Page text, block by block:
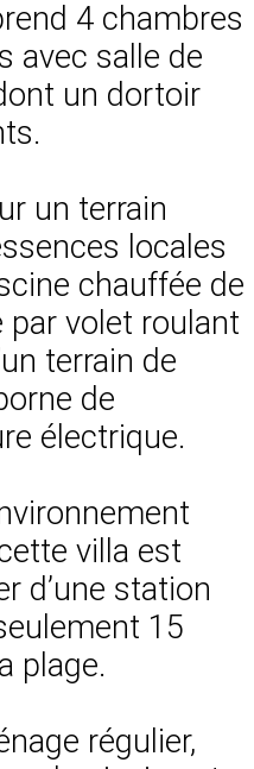
4 chambres
avec salle de
un dortoir
un terrain
locales
chauffée de
par volet roulant
terrain de
de
électrique.
villa est
d’une station
15
plage.
régulier,